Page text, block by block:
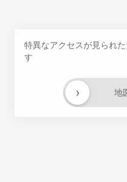
特異なアクセスが見られ
す
地
›